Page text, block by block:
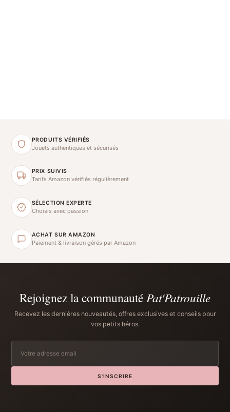
PRODUITS VÉRIFIÉS
Jouets authentiques et sécurisés
PRIX SUIVIS
Tarifs Amazon vérifiés régulièrement
SÉLECTION EXPERTE
Choisis avec passion
ACHAT SUR AMAZON
Paiement & livraison gérés par Amazon
Rejoignez la communauté Pat'Patrouille
Recevez les dernières nouveautés, offres exclusives et conseils pour
vos petits héros.
S'INSCRIRE